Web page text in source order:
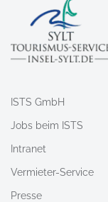
ISTS GmbH
Jobs beim ISTS
Intranet
Vermieter-Service
Presse